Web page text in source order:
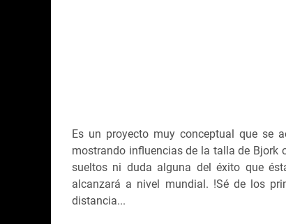
Es un proyecto muy conceptual que se
mostrando influencias de la talla de Bjork
sueltos ni duda alguna del éxito que
alcanzará a nivel mundial. !Sé de los
distancia...